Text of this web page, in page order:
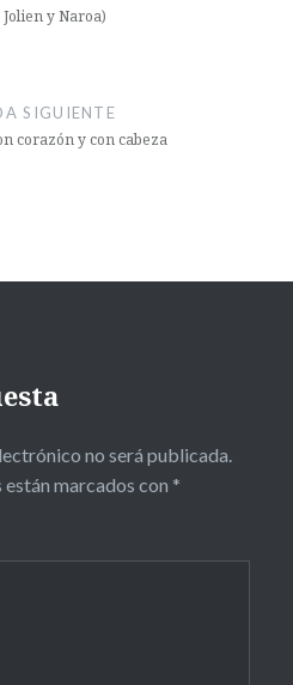
y Naroa)
SIGUIENTE
corazón y con cabeza
no será publicada.
marcados con *